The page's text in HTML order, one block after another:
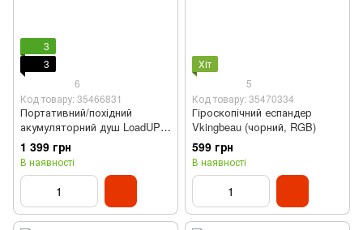
3
3
6
Код товару: 35466831
Портативний/похідний
акумуляторний душ LoadUP
(насос, 4800 мАг)
1 399 грн
В наявності
Хіт
5
Код товару: 35470334
Гіроскопічний еспандер
Vkingbeau (чорний, RGB)
599 грн
В наявності